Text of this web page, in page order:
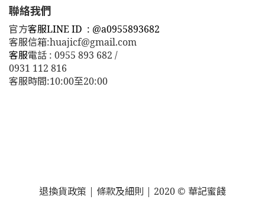
聯絡我們
官方客服LINE ID : @a0955893682
客服信箱:huajicf@gmail.com
客服電話 : 0955 893 682 /
0931 112 816
客服時間:10:00至20:00
退換貨政策 | 條款及細則 | 2020 © 華記蜜餞